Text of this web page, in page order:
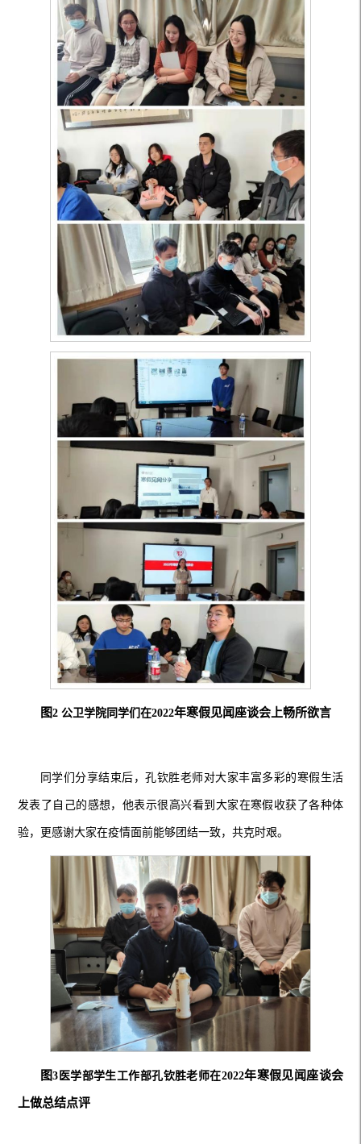
图2 公卫学院同学们在2022年寒假见闻座谈会上畅所欲言
同学们分享结束后，孔钦胜老师对大家丰富多彩的寒假生活
发表了自己的感想，他表示很高兴看到大家在寒假收获了各种体
验，更感谢大家在疫情面前能够团结一致， 共克时艰。
图3 医学部学生工作部孔钦胜老师在2022年寒假见闻座谈会
上做总结点评